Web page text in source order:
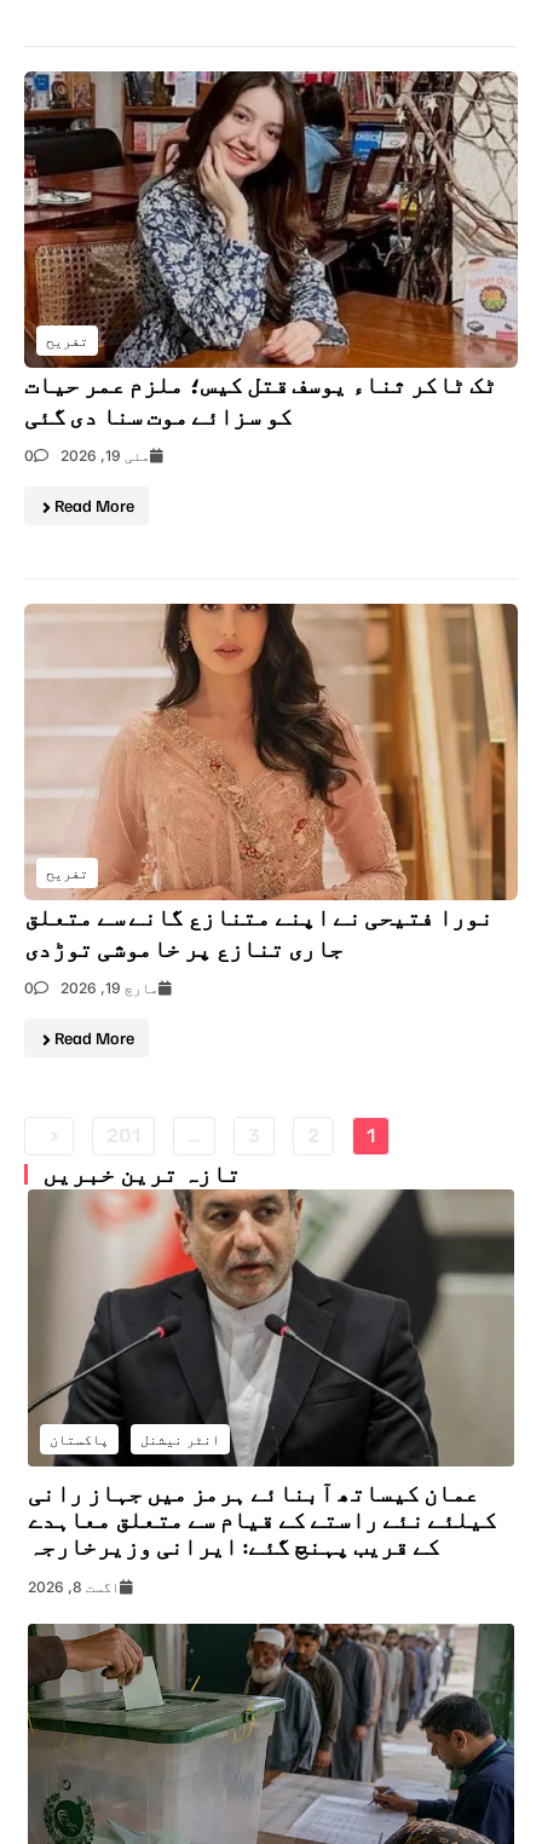
تفریح
ٹک ٹاکر ثناء یوسف قتل کیس؛ ملزم عمر حیات
کو سزائے موت سنا دی گئی
مئی 19, 2026 0
Read More
تفریح
نورا فتیحی نے اپنے متنازع گانے سے متعلق
جاری تنازع پر خاموشی توڑدی
مارچ 19, 2026 0
Read More
1
تازہ ترین خبریں
انٹر نیشنل پاکستان
عمان کیساتھ آبنائے ہرمز میں جہاز رانی
کیلئے نئے راستے کے قیام سے متعلق معاہدے
کے قریب پہنچ گئے: ایرانی وزیرخارجہ
اگست 8, 2026